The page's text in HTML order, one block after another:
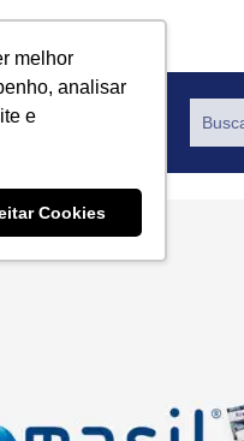
melhor
analisar
e
Cookies